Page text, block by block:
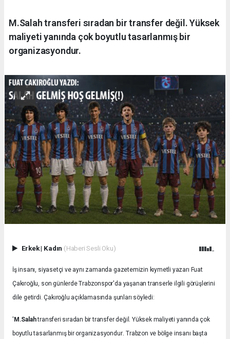
M.Salah transferi sıradan bir transfer değil. Yüksek
maliyeti yanında çok boyutlu tasarlanmış bir
organizasyondur.
Erkek| Kadın (Haberi Sesli Oku)
İş insanı, siyasetçi ve aynı zamanda gazetemizin kıymetli yazarı Fuat
Çakıroğlu, son günlerde Trabzonspor'da yaşanan transerle ilgili görüşlerini
dile getirdi. Çakıroğlu açıklamasında şunları söyledi:
' M.Salahtransferi sıradan bir transfer değil. Yüksek maliyeti yanında çok
boyutlu tasarlanmış bir organizasyondur.Trabzon ve bölge insanı başta